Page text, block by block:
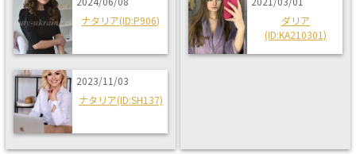
ナタリア(ID:P906)
2023/11/03
ナタリア(ID:SH137)
ダリア
(ID:KA210301)